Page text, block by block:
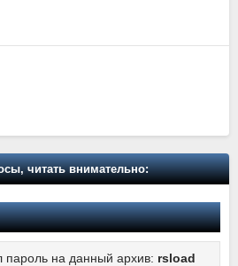
читать внимательно:
пароль на данный архив: rsload